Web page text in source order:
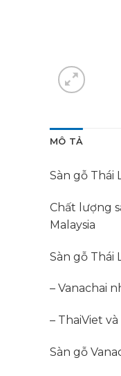
MÔ TẢ
Sàn gỗ Thái
Chất lượng
Malaysia
Sàn gỗ Thái
– Vanachai
– ThaiViet
Sàn gỗ